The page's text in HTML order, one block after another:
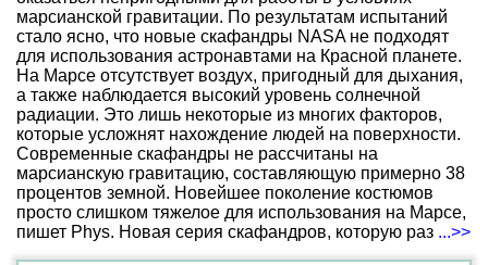
марсианской гравитации. По результатам испытаний
стало ясно, что новые скафандры NASA не подходят
для использования астронавтами на Красной планете.
На Марсе отсутствует воздух, пригодный для дыхания,
а также наблюдается высокий уровень солнечной
радиации. Это лишь некоторые из многих факторов,
которые усложнят нахождение людей на поверхности.
Современные скафандры не рассчитаны на
марсианскую гравитацию, составляющую примерно 38
процентов земной. Новейшее поколение костюмов
просто слишком тяжелое для использования на Марсе,
пишет Phys. Новая серия скафандров, которую раз ...>>